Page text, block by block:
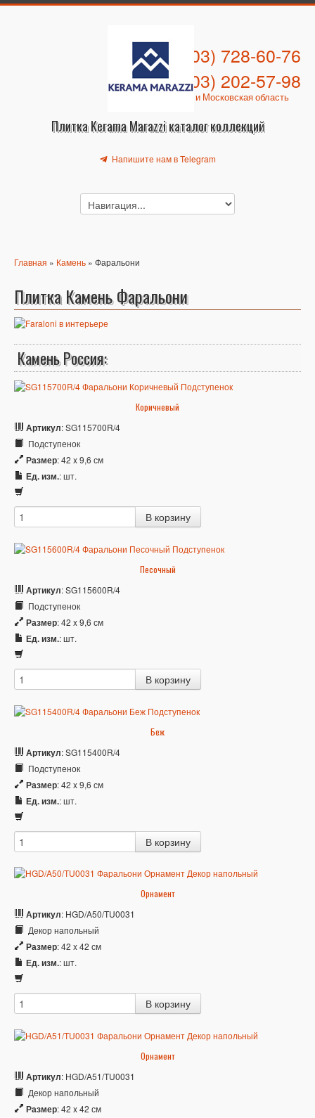
Плитка Kerama Marazzi каталог коллекций
+7 (903) 728-60-76
+7 (903) 202-57-98
Москва и Московская область
Напишите нам в Telegram
Главная » Камень » Фаральони
Плитка Камень Фаральони
Камень Россия:
Коричневый
Артикул: SG115700R/4
Подступенок
Размер: 42 x 9,6 см
Ед. изм.: шт.
Песочный
Артикул: SG115600R/4
Подступенок
Размер: 42 x 9,6 см
Ед. изм.: шт.
Беж
Артикул: SG115400R/4
Подступенок
Размер: 42 x 9,6 см
Ед. изм.: шт.
Орнамент
Артикул: HGD/A50/TU0031
Декор напольный
Размер: 42 x 42 см
Ед. изм.: шт.
Орнамент
Артикул: HGD/A51/TU0031
Декор напольный
Размер: 42 x 42 см